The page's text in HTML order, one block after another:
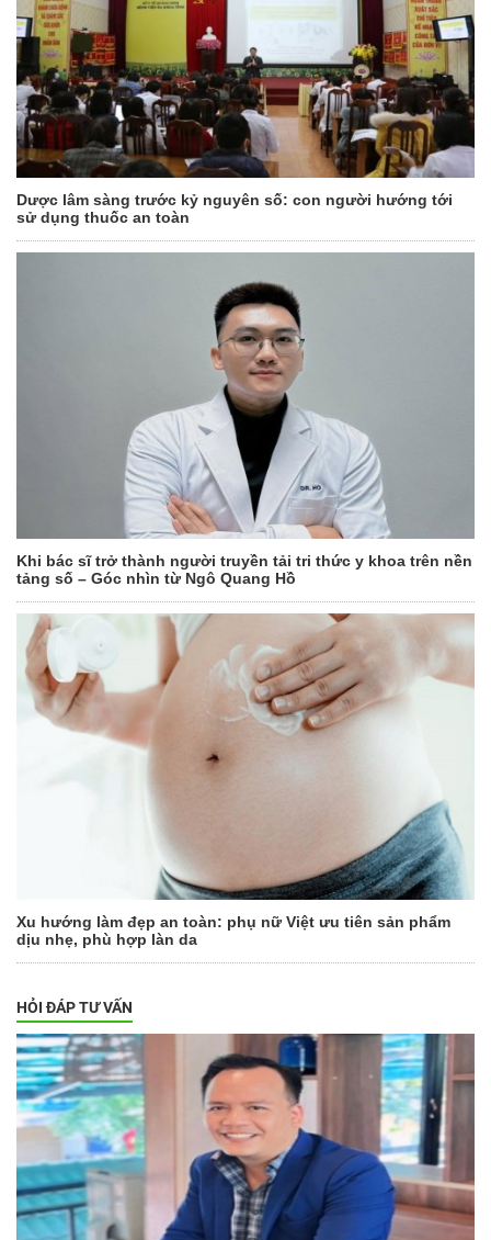
Dược lâm sàng trước kỷ nguyên số: con người hướng tới
sử dụng thuốc an toàn
Khi bác sĩ trở thành người truyền tải tri thức y khoa trên nền
tảng số – Góc nhìn từ Ngô Quang Hồ
Xu hướng làm đẹp an toàn: phụ nữ Việt ưu tiên sản phẩm
dịu nhẹ, phù hợp làn da
HỎI ĐÁP TƯ VẤN